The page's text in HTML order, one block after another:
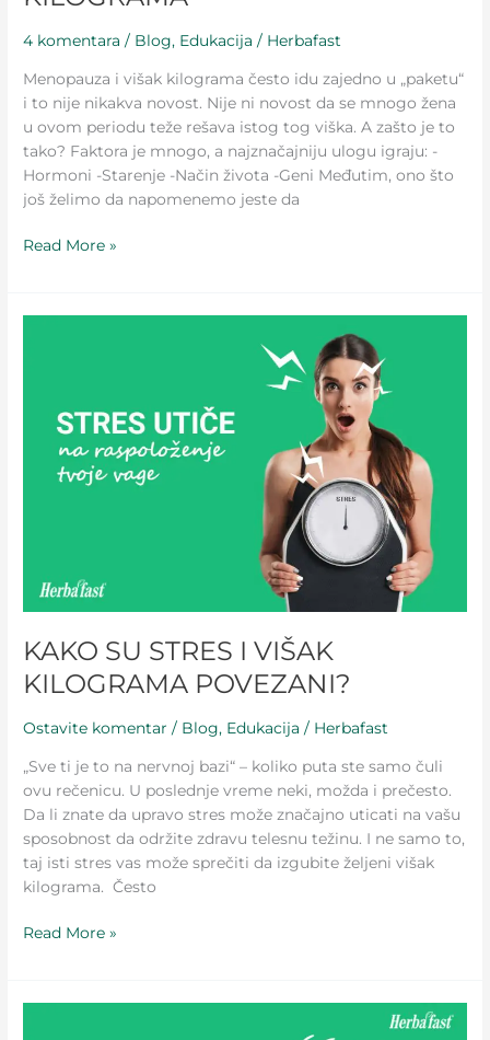
4 komentara / Blog, Edukacija / Herbafast
Menopauza i višak kilograma često idu zajedno u „paketu“
i to nije nikakva novost. Nije ni novost da se mnogo žena
u ovom periodu teže rešava istog tog viška. A zašto je to
tako? Faktora je mnogo, a najznačajniju ulogu igraju: -
Hormoni -Starenje -Način života -Geni Međutim, ono što
još želimo da napomenemo jeste da
Read More »
KAKO SU STRES I VIŠAK
KILOGRAMA POVEZANI?
Ostavite komentar / Blog, Edukacija / Herbafast
„Sve ti je to na nervnoj bazi“ – koliko puta ste samo čuli
ovu rečenicu. U poslednje vreme neki, možda i prečesto.
Da li znate da upravo stres može značajno uticati na vašu
sposobnost da održite zdravu telesnu težinu. I ne samo to,
taj isti stres vas može sprečiti da izgubite željeni višak
kilograma. Često
VIŠAK
KILOGRAMA
POVEZANI?
Read More »